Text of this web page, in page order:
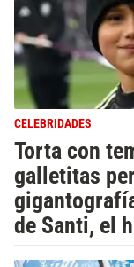
CELEBRIDADES
Torta con
galletitas
de Santi, el